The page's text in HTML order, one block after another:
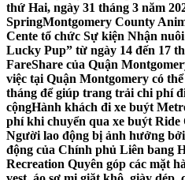
thứ Hai, ngày 31 tháng 3 năm
SpringMontgomery County
Cente tổ chức Sự kiện Nhận
Lucky Pup” từ ngày 14 đến 17
FareShare của Quận
việc tại Quận Montgomery có
tháng để giúp trang trải chi phí
cộngHành khách đi xe buýt
phí khi chuyển qua xe buýt Ride
Người lao động bị ảnh hưởng
động của Chính phủ Liên bang
Recreation Quyên góp các mặt